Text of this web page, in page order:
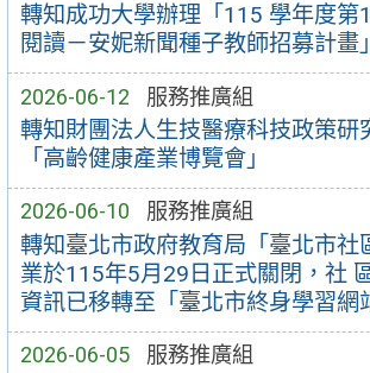
轉知成功大學辦理「115 學年度第
閱讀－安妮新聞種子教師招募計畫」
2026-06-12 服務推廣組
轉知財團法人生技醫療科技政策研
「高齡健康產業博覽會」
2026-06-10 服務推廣組
轉知臺北市政府教育局「臺北市社
業於115年5月29日正式關閉，社
資訊已移轉至「臺北市終身學習網
2026-06-05 服務推廣組